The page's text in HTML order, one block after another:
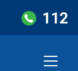
112